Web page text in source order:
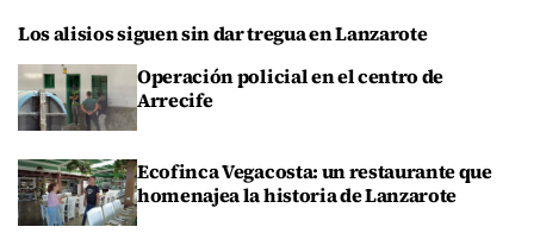
Los alisios siguen sin dar tregua en Lanzarote
Operación policial en el centro de
Arrecife
Ecofinca Vegacosta: un restaurante que
homenajea la historia de Lanzarote